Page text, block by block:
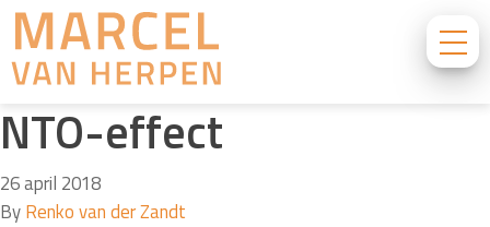
NTO-effect
26 april 2018
ByRenko van der Zandt